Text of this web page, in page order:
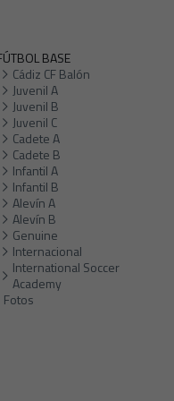
BASE
Cádiz CF Balón
Juvenil A
Juvenil B
Juvenil C
Cadete A
Cadete B
Infantil A
Infantil B
Alevín A
Alevín B
Genuine
Internacional
International Soccer
Academy
Fotos